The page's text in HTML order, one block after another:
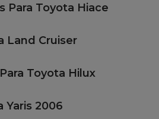
Para Toyota Hiace
Land Cruiser
Toyota Hilux
Yaris 2006